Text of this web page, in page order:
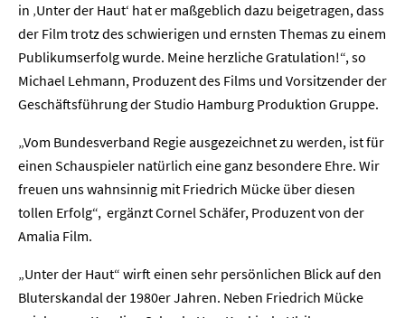
in ‚Unter der Haut‘ hat er maßgeblich dazu beigetragen, dass
der Film trotz des schwierigen und ernsten Themas zu einem
Publikumserfolg wurde. Meine herzliche Gratulation!“, so
Michael Lehmann, Produzent des Films und Vorsitzender der
Geschäftsführung der Studio Hamburg Produktion Gruppe.
„Vom Bundesverband Regie ausgezeichnet zu werden, ist für
einen Schauspieler natürlich eine ganz besondere Ehre. Wir
freuen uns wahnsinnig mit Friedrich Mücke über diesen
tollen Erfolg“, ergänzt Cornel Schäfer, Produzent von der
Amalia Film.
„Unter der Haut“ wirft einen sehr persönlichen Blick auf den
Bluterskandal der 1980er Jahren. Neben Friedrich Mücke